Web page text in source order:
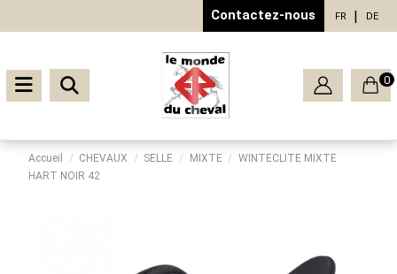
Contactez-nous FR DE
0
Accueil CHEVAUX SELLE MIXTE
WINTECLITE MIXTE
HART NOIR 42